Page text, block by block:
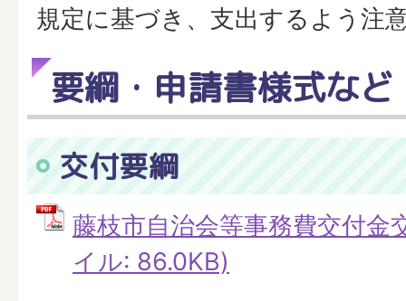
規定に基づき、支出するよう注
要綱・申請書様式など
交付要綱
藤枝市自治会等事務費交付金
イル: 86.0KB)